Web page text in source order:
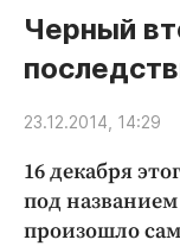
Обнинск
Новости
Статьи
Народные
Авто и
Криминал
Черный
23.12.2014, 14:29
16 декабря
под
произошло